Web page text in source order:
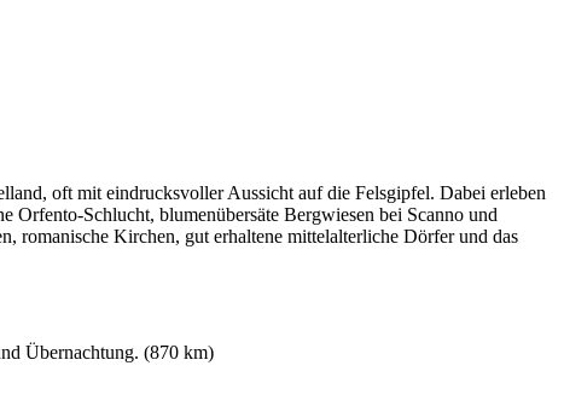
oft mit eindrucksvoller Aussicht auf die Felsgipfel. Dabei erleben
Orfento-Schlucht, blumenübersäte Bergwiesen bei Scanno und
romanische Kirchen, gut erhaltene mittelalterliche Dörfer und das
Übernachtung. (870 km)